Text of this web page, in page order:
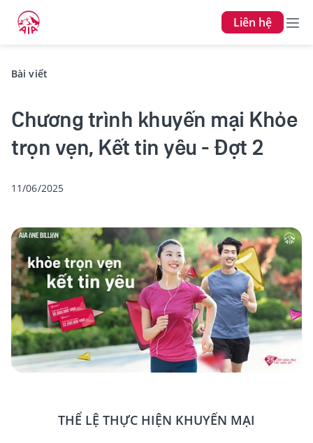
Liên hệ
Bài viết
Chương trình khuyến mại Khỏe
trọn vẹn, Kết tin yêu - Đợt 2
11/06/2025
THỂ LỆ THỰC HIỆN KHUYẾN MẠI